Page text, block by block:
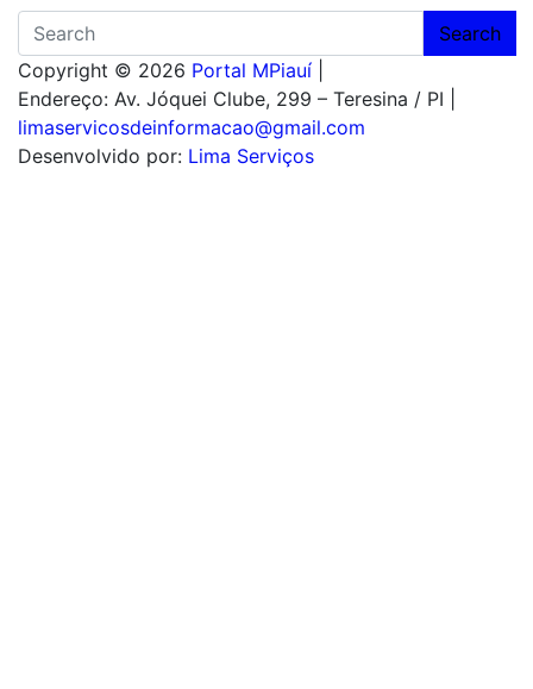
Search
Copyright © 2026 Portal MPiauí
Endereço: Av. Jóquei Clube, 299 – Teresina / PI
limaservicosdeinformacao@gmail.com
Desenvolvido por: Lima Serviços